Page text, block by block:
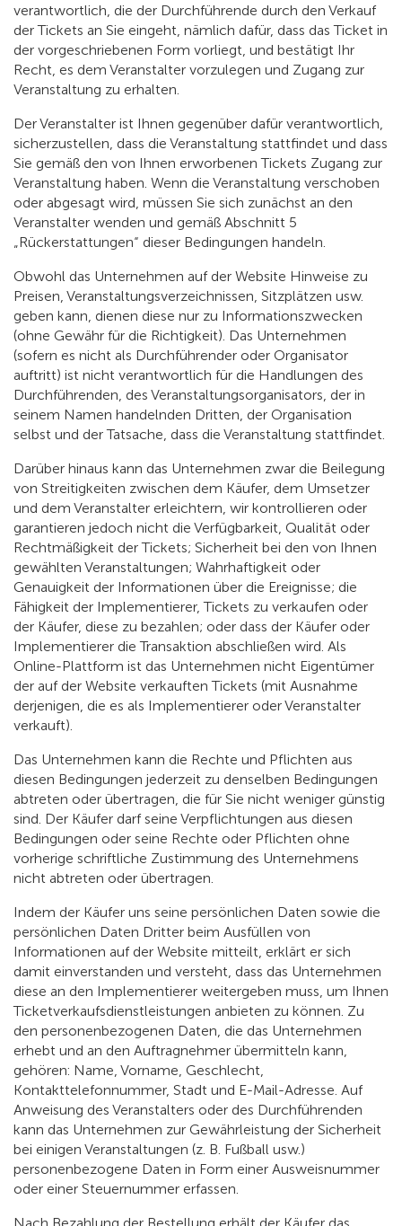
verantwortlich, die der Durchführende durch den Verkauf
der Tickets an Sie eingeht, nämlich dafür, dass das Ticket in
der vorgeschriebenen Form vorliegt, und bestätigt Ihr
Recht, es dem Veranstalter vorzulegen und Zugang zur
Veranstaltung zu erhalten.
Der Veranstalter ist Ihnen gegenüber dafür verantwortlich,
sicherzustellen, dass die Veranstaltung stattfindet und dass
Sie gemäß den von Ihnen erworbenen Tickets Zugang zur
Veranstaltung haben. Wenn die Veranstaltung verschoben
oder abgesagt wird, müssen Sie sich zunächst an den
Veranstalter wenden und gemäß Abschnitt 5
„Rückerstattungen“ dieser Bedingungen handeln.
Obwohl das Unternehmen auf der Website Hinweise zu
Preisen, Veranstaltungsverzeichnissen, Sitzplätzen usw.
geben kann, dienen diese nur zu Informationszwecken
(ohne Gewähr für die Richtigkeit). Das Unternehmen
(sofern es nicht als Durchführender oder Organisator
auftritt) ist nicht verantwortlich für die Handlungen des
Durchführenden, des Veranstaltungsorganisators, der in
seinem Namen handelnden Dritten, der Organisation
selbst und der Tatsache, dass die Veranstaltung stattfindet.
Darüber hinaus kann das Unternehmen zwar die Beilegung
von Streitigkeiten zwischen dem Käufer, dem Umsetzer
und dem Veranstalter erleichtern, wir kontrollieren oder
garantieren jedoch nicht die Verfügbarkeit, Qualität oder
Rechtmäßigkeit der Tickets; Sicherheit bei den von Ihnen
gewählten Veranstaltungen; Wahrhaftigkeit oder
Genauigkeit der Informationen über die Ereignisse; die
Fähigkeit der Implementierer, Tickets zu verkaufen oder
der Käufer, diese zu bezahlen; oder dass der Käufer oder
Implementierer die Transaktion abschließen wird. Als
Online-Plattform ist das Unternehmen nicht Eigentümer
der auf der Website verkauften Tickets (mit Ausnahme
derjenigen, die es als Implementierer oder Veranstalter
verkauft).
Das Unternehmen kann die Rechte und Pflichten aus
diesen Bedingungen jederzeit zu denselben Bedingungen
abtreten oder übertragen, die für Sie nicht weniger günstig
sind. Der Käufer darf seine Verpflichtungen aus diesen
Bedingungen oder seine Rechte oder Pflichten ohne
vorherige schriftliche Zustimmung des Unternehmens
nicht abtreten oder übertragen.
Indem der Käufer uns seine persönlichen Daten sowie die
persönlichen Daten Dritter beim Ausfüllen von
Informationen auf der Website mitteilt, erklärt er sich
damit einverstanden und versteht, dass das Unternehmen
diese an den Implementierer weitergeben muss, um Ihnen
Ticketverkaufsdienstleistungen anbieten zu können. Zu
den personenbezogenen Daten, die das Unternehmen
erhebt und an den Auftragnehmer übermitteln kann,
gehören: Name, Vorname, Geschlecht,
Kontakttelefonnummer, Stadt und E-Mail-Adresse. Auf
Anweisung des Veranstalters oder des Durchführenden
kann das Unternehmen zur Gewährleistung der Sicherheit
bei einigen Veranstaltungen (z. B. Fußball usw.)
personenbezogene Daten in Form einer Ausweisnummer
oder einer Steuernummer erfassen.
Nach Bezahlung der Bestellung erhält der Käufer das